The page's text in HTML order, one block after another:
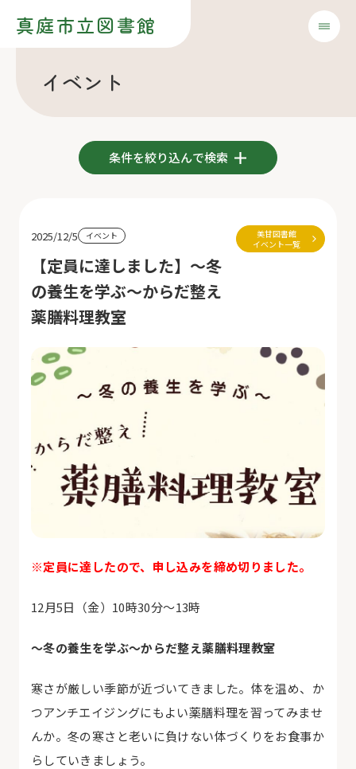
真庭市立図書館
イベント
条件を絞り込んで検索
2025/12/5 イベント
【定員に達しました】～冬
の養生を学ぶ〜からだ整え
薬膳料理教室
美甘図書館
イベント一覧
※定員に達したので、申し込みを締め切りました。
12月5日（金） 10時30分～13時
～冬の養生を学ぶ〜からだ整え薬膳料理教室
寒さが厳しい季節が近づいてきました。体を温め、か
つアンチエイジングにもよい薬膳料理を習ってみませ
んか。冬の寒さと老いに負けない体づくりをお食事か
らしていきましょう。